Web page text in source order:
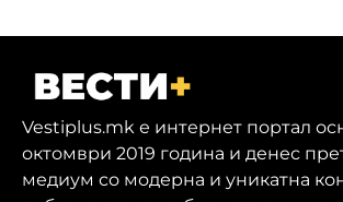
Vestiplus.mk е интернет портал
октомври 2019 година и денес
медиум со модерна и уникатна